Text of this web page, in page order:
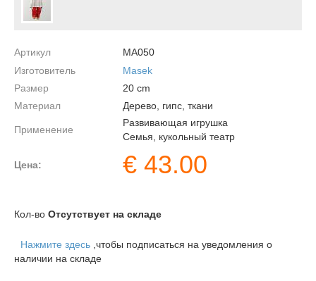
Артикул
MA050
Изготовитель
Masek
Размер
20 cm
Материал
Дерево, гипс, ткани
Применение
Развивающая игрушка
Семья, кукольный театр
Цена: € 43.00
Кол-во Отсутствует на складе
Нажмите здесь ,чтобы подписаться на уведомления о
наличии на складе